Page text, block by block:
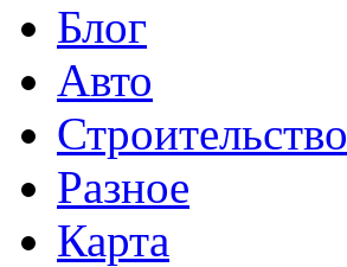
Блог
Авто
Строительство
Разное
Карта